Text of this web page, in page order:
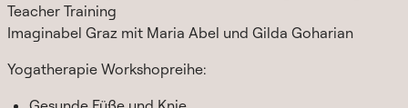
Teacher Training
Imaginabel Graz mit Maria Abel und Gilda Goharian
Yogatherapie Workshopreihe: